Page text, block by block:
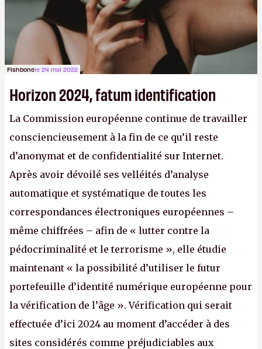
Fishbonele 24 mai 2022
Horizon 2024, fatum identification
La Commission européenne continue de travailler
consciencieusement à la fin de ce qu’il reste
d’anonymat et de confidentialité sur Internet.
Après avoir dévoilé ses velléités d’analyse
automatique et systématique de toutes les
correspondances électroniques européennes –
même chiffrées – afin de « lutter contre la
pédocriminalité et le terrorisme », elle étudie
maintenant « la possibilité d’utiliser le futur
portefeuille d’identité numérique européenne pour
la vérification de l’âge ». Vérification qui serait
effectuée d’ici 2024 au moment d’accéder à des
sites considérés comme préjudiciables aux